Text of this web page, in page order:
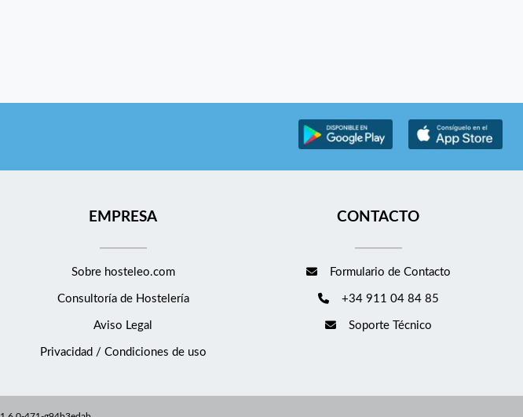
EMPRESA
Sobre hosteleo.com
Consultoría de Hostelería
Aviso Legal
Privacidad / Condiciones de uso
CONTACTO
Formulario de Contacto
+34 911 04 84 85
Soporte Técnico